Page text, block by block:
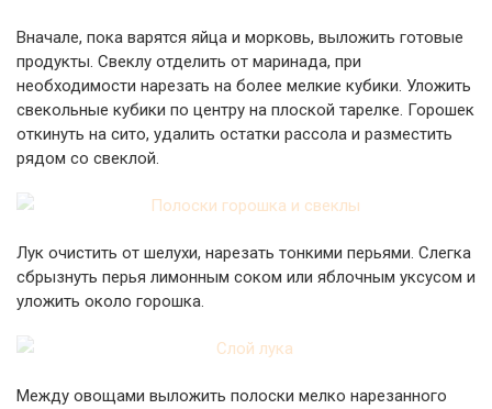
Вначале, пока варятся яйца и морковь, выложить готовые
продукты. Свеклу отделить от маринада, при
необходимости нарезать на более мелкие кубики. Уложить
свекольные кубики по центру на плоской тарелке. Горошек
откинуть на сито, удалить остатки рассола и разместить
рядом со свеклой.
Лук очистить от шелухи, нарезать тонкими перьями. Слегка
сбрызнуть перья лимонным соком или яблочным уксусом и
уложить около горошка.
Между овощами выложить полоски мелко нарезанного